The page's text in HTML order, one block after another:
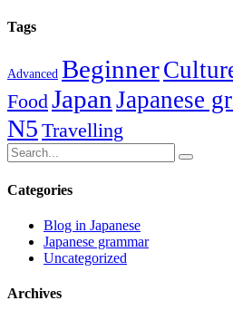
Tags
Advanced Beginner
FoodJapan Japanese
N5 Travelling
Categories
Blog in Japanese
Japanese grammar
Uncategorized
Archives